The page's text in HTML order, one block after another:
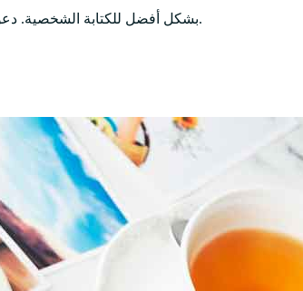
بشكل أفضل للكتابة الشخصية. دعونا نكتشف الاختلافات بين اليوميات والمجلات، بالتطرق إلى الخواص الخاصة بهم، الاستعمالات والفوائد.